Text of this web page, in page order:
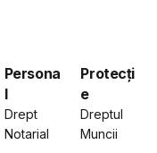
Persona
l
Drept
Notarial
Protecți
e
Dreptul
Muncii